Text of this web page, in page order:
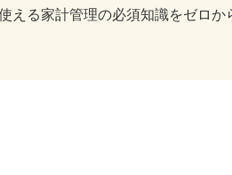
える家計管理の必須知識をゼロか